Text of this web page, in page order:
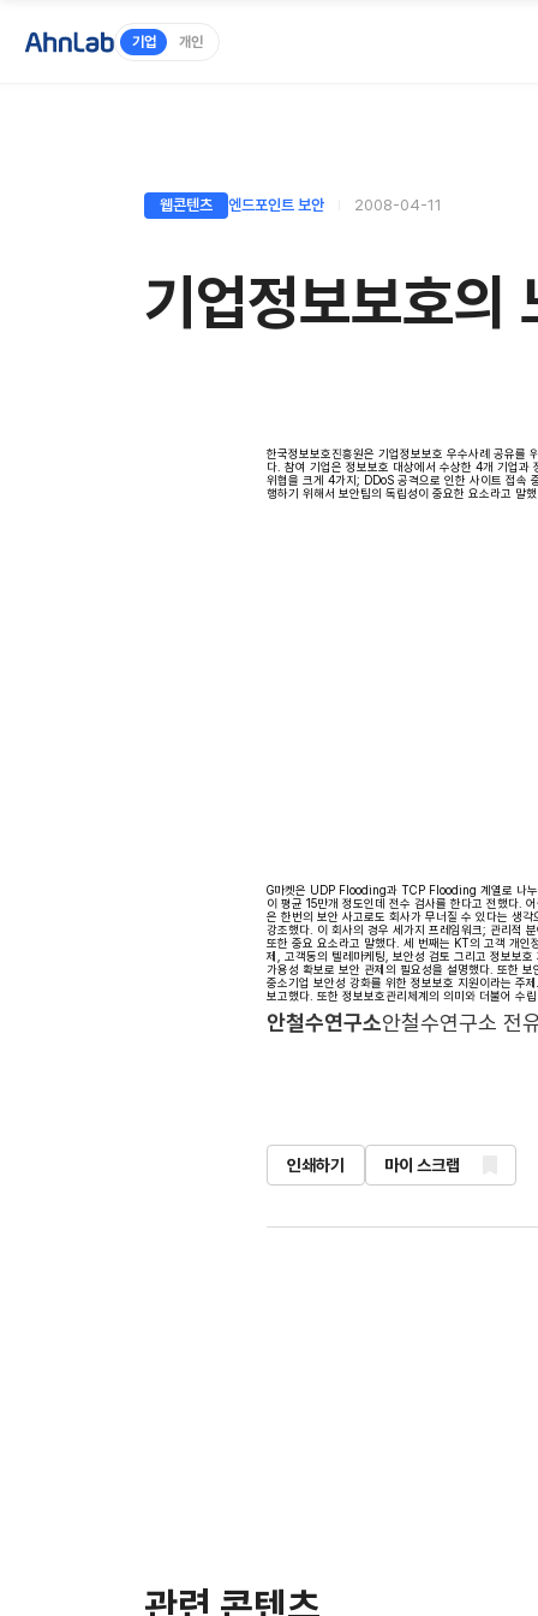
기업 개인
웹콘텐츠 엔드포인트 보안 2008-04-11
기업정보보호의
한국정보보호진흥원은 기업정보보호 우수사례 공유를
다. 참여 기업은 정보보호 대상에서 수상한 4개 기업과
위협을 크게 4가지; DDoS 공격으로 인한 사이트 접속
행하기 위해서 보안팀의 독립성이 중요한 요소라고 말
G마켓은 UDP Flooding과 TCP Flooding 계열로 나누
이 평균 15만개 정도인데 전수 검사를 한다고 전했다
은 한번의 보안 사고로도 회사가 무너질 수 있다는 생
강조했다. 이 회사의 경우 세가지 프레임워크; 관리적
또한 중요 요소라고 말했다. 세 번째는 KT의 고객 개인
제, 고객동의 텔레마케팅, 보안성 검토 그리고 정보보
가용성 확보로 보안 관제의 필요성을 설명했다. 또한
중소기업 보안성 강화를 위한 정보보호 지원이라는 주
보고했다. 또한 정보보호관리체계의 의미와 더불어 수
안철수연구소안철수연구소 전
인쇄하기 마이 스크랩
관련 콘텐츠